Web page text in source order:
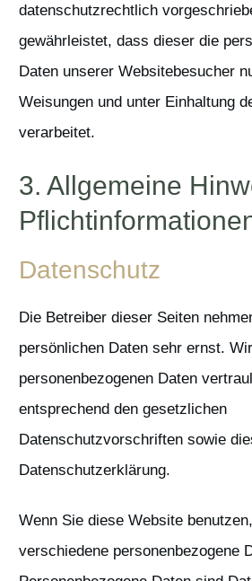
datenschutzrechtlich
gewährleistet, dass dieser die
Daten unserer Websitebesucher
Weisungen und unter Einhaltung
verarbeitet.
3. Allgemeine
Datenschutz
Die Betreiber dieser Seiten
persönlichen Daten sehr ernst.
personenbezogenen Daten
entsprechend den gesetzlichen
Datenschutzvorschriften sowie
Datenschutzerklärung.
Wenn Sie diese Website
verschiedene personenbezogene